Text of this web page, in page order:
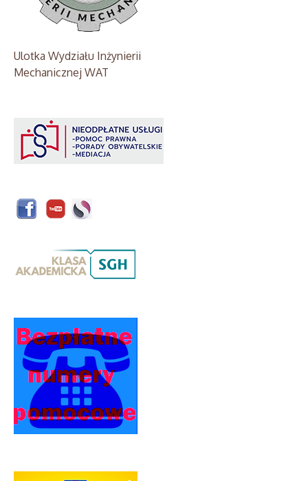
Ulotka Wydziału Inżynierii
Mechanicznej WAT